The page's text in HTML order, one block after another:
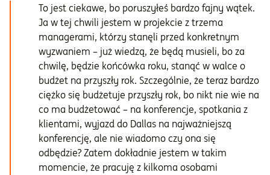
To jest ciekawe, bo poruszyłeś bardzo fajny wątek.
Ja w tej chwili jestem w projekcie z trzema
managerami, którzy stanęli przed konkretnym
wyzwaniem – już wiedzą, że będą musieli, bo za
chwilę, będzie końcówka roku, stanąć w walce o
budżet na przyszły rok. Szczególnie, że teraz bardzo
ciężko się budżetuje przyszły rok, bo nikt nie wie na
co ma budżetować – na konferencje, spotkania z
klientami, wyjazd do Dallas na najważniejszą
konferencję, ale nie wiadomo czy ona się
odbędzie? Zatem dokładnie jestem w takim
momencie, że pracuję z kilkoma osobami